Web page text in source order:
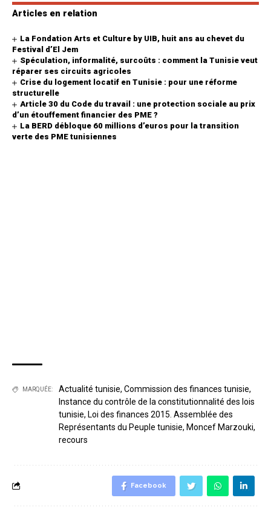
Articles en relation
La Fondation Arts et Culture by UIB, huit ans au chevet du
Festival d’El Jem
Spéculation, informalité, surcoûts : comment la Tunisie veut
réparer ses circuits agricoles
Crise du logement locatif en Tunisie : pour une réforme
structurelle
Article 30 du Code du travail : une protection sociale au prix
d’un étouffement financier des PME ?
La BERD débloque 60 millions d’euros pour la transition
verte des PME tunisiennes
MARQUÉE: Actualité tunisie, Commission des finances tunisie,
Instance du contrôle de la constitutionnalité des lois
tunisie, Loi des finances 2015. Assemblée des
Représentants du Peuple tunisie, Moncef Marzouki,
recours
Facebook